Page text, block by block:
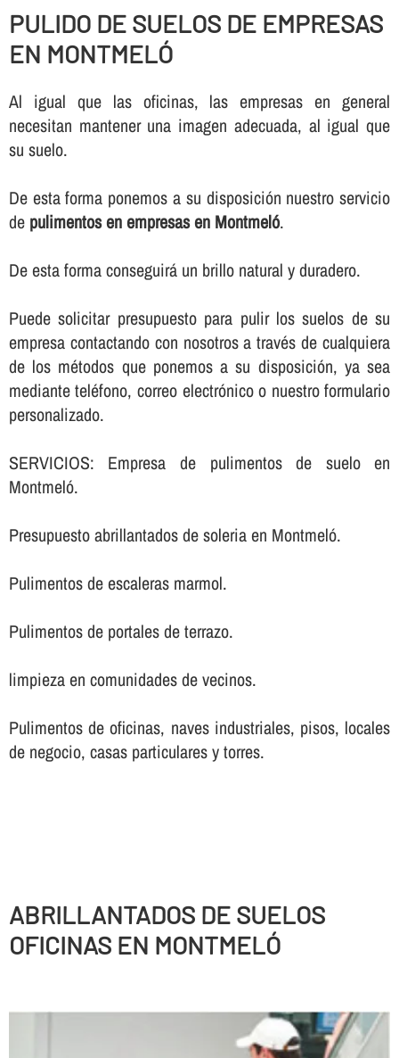
PULIDO DE SUELOS DE EMPRESAS
EN MONTMELÓ
Al igual que las oficinas, las empresas en general
necesitan mantener una imagen adecuada, al igual que
su suelo.
De esta forma ponemos a su disposición nuestro servicio
de pulimentos en empresas en Montmeló.
De esta forma conseguirá un brillo natural y duradero.
Puede solicitar presupuesto para pulir los suelos de su
empresa contactando con nosotros a través de cualquiera
de los métodos que ponemos a su disposición, ya sea
mediante teléfono, correo electrónico o nuestro formulario
personalizado.
SERVICIOS: Empresa de pulimentos de suelo en
Montmeló.
Presupuesto abrillantados de soleria en Montmeló.
Pulimentos de escaleras marmol.
Pulimentos de portales de terrazo.
limpieza en comunidades de vecinos.
Pulimentos de oficinas, naves industriales, pisos, locales
de negocio, casas particulares y torres.
ABRILLANTADOS DE SUELOS
OFICINAS EN MONTMELÓ